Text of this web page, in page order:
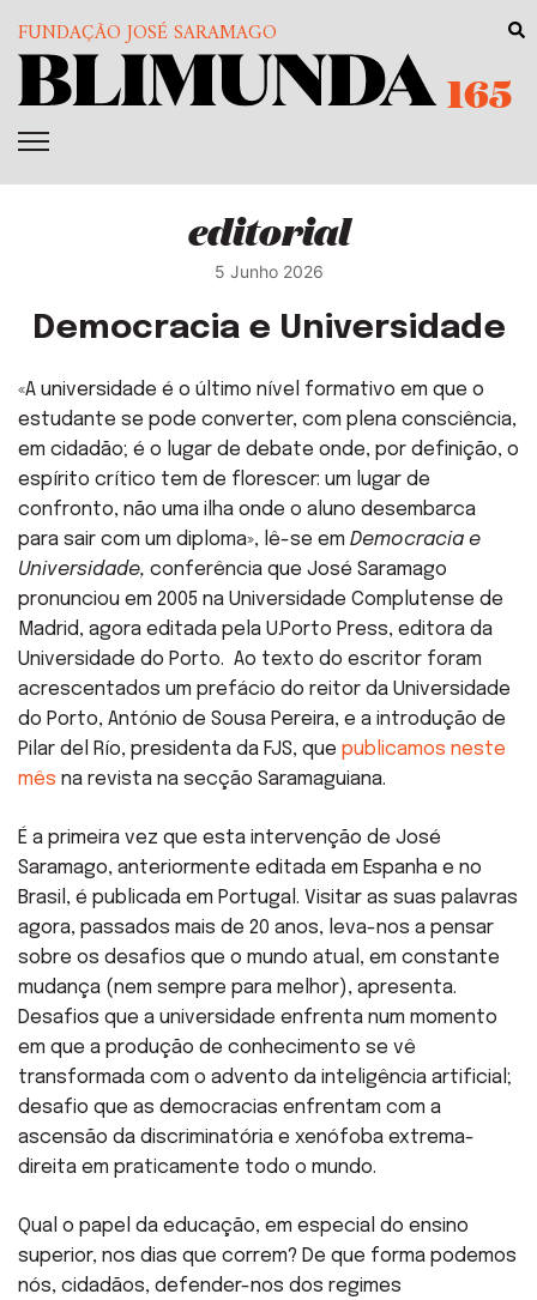
FUNDAÇÃO JOSÉ SARAMAGO
165
editorial
5 Junho 2026
Democracia e Universidade
«A universidade é o último nível formativo em que o
estudante se pode converter, com plena consciência,
em cidadão; é o lugar de debate onde, por definição, o
espírito crítico tem de florescer: um lugar de
confronto, não uma ilha onde o aluno desembarca
para sair com um diploma», lê-se em Democracia e
Universidade, conferência que José Saramago
pronunciou em 2005 na Universidade Complutense de
Madrid, agora editada pela U.Porto Press, editora da
Universidade do Porto. Ao texto do escritor foram
acrescentados um prefácio do reitor da Universidade
do Porto, António de Sousa Pereira, e a introdução de
Pilar del Río, presidenta da FJS, que publicamos neste
mês na revista na secção Saramaguiana.
É a primeira vez que esta intervenção de José
Saramago, anteriormente editada em Espanha e no
Brasil, é publicada em Portugal. Visitar as suas palavras
agora, passados mais de 20 anos, leva-nos a pensar
sobre os desafios que o mundo atual, em constante
mudança (nem sempre para melhor), apresenta.
Desafios que a universidade enfrenta num momento
em que a produção de conhecimento se vê
transformada com o advento da inteligência artificial;
desafio que as democracias enfrentam com a
ascensão da discriminatória e xenófoba extrema-
direita em praticamente todo o mundo.
Qual o papel da educação, em especial do ensino
superior, nos dias que correm? De que forma podemos
nós, cidadãos, defender-nos dos regimes